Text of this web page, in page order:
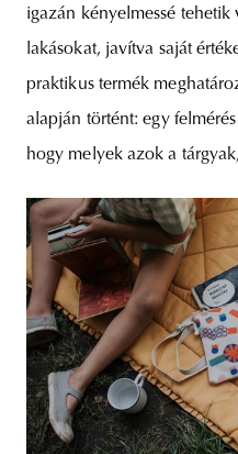
igazán kényelmessé
lakásokat, javítva saját
praktikus termék
alapján történt: egy
hogy melyek azok a